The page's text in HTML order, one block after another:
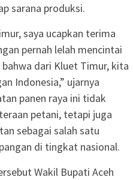
sarana produksi.
saya ucapkan terima
pernah lelah mencintai
dari Kluet Timur, kita
Indonesia,” ujarnya
panen raya ini tidak
petani, tetapi juga
sebagai salah satu
di tingkat nasional.
Wakil Bupati Aceh